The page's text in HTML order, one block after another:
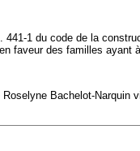
441-1 du code de la
faveur des familles ayant
Roselyne Bachelot-